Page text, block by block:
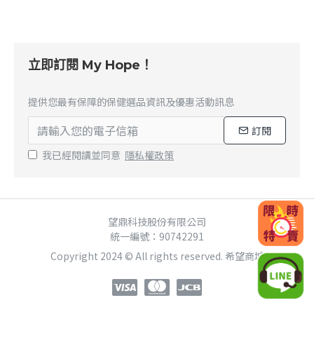
立即訂閱 My Hope！
提供您最有保障的保健選品資訊及優惠活動訊息
訂閱
我已經閱讀並同意 隱私權政策
望鼎科技股份有限公司
統一編號：90742291
Copyright 2024 © All rights reserved. 希望商城